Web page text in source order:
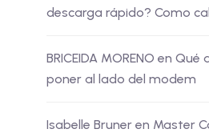
descarga rápido? Como
BRICEIDA MORENO en Qué
poner al lado del modem
Isabelle Bruner en Master